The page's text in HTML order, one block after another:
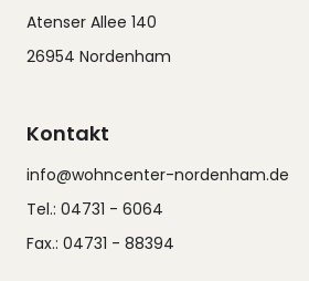
Atenser Allee 140
26954 Nordenham
Kontakt
info@wohncenter-nordenham.de
Tel.: 04731 - 6064
Fax.: 04731 - 88394